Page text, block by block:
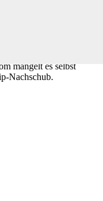
mangelt es selbst
Nachschub.